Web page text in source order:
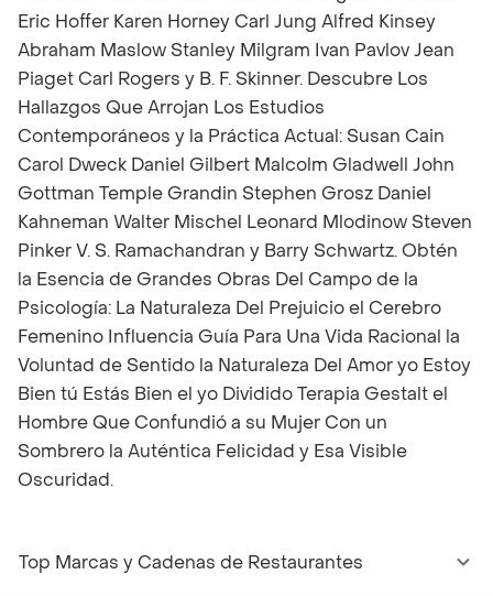
Eric Hoffer Karen Horney Carl Jung Alfred Kinsey
Abraham Maslow Stanley Milgram Ivan Pavlov Jean
Piaget Carl Rogers y B. F. Skinner. Descubre Los
Hallazgos Que Arrojan Los Estudios
Contemporáneos y la Práctica Actual: Susan Cain
Carol Dweck Daniel Gilbert Malcolm Gladwell John
Gottman Temple Grandin Stephen Grosz Daniel
Kahneman Walter Mischel Leonard Mlodinow Steven
Pinker V. S. Ramachandran y Barry Schwartz. Obtén
la Esencia de Grandes Obras Del Campo de la
Psicología: La Naturaleza Del Prejuicio el Cerebro
Femenino Influencia Guía Para Una Vida Racional la
Voluntad de Sentido la Naturaleza Del Amor yo Estoy
Bien tú Estás Bien el yo Dividido Terapia Gestalt el
Hombre Que Confundió a su Mujer Con un
Sombrero la Auténtica Felicidad y Esa Visible
Oscuridad.
Top Marcas y Cadenas de Restaurantes